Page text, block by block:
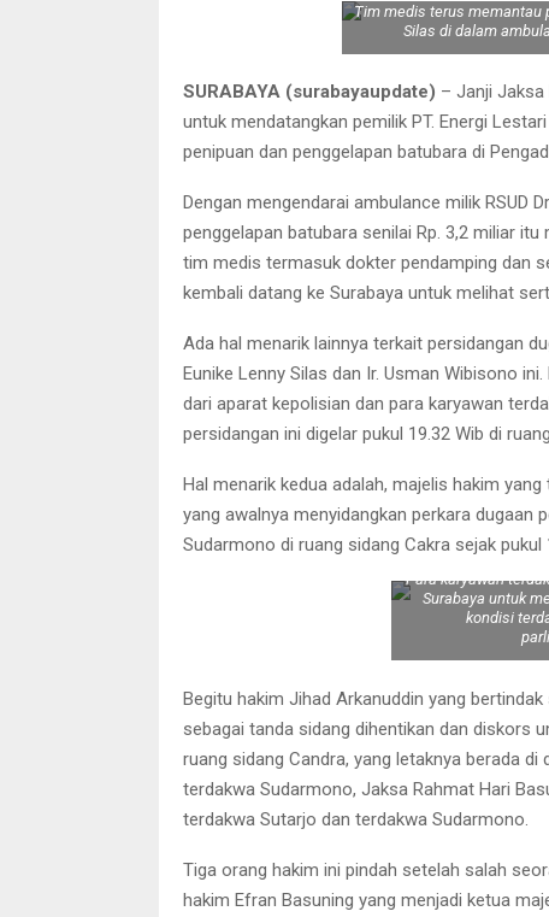
Tim medis terus memantau
Silas di dalam
SURABAYA (surabayaupdate) – Janji Jaksa
untuk mendatangkan pemilik PT. Energi
penipuan dan penggelapan batubara di
Dengan mengendarai ambulance milik RSUD
penggelapan batubara senilai Rp. 3,2 miliar
tim medis termasuk dokter pendamping dan
kembali datang ke Surabaya untuk melihat
Ada hal menarik lainnya terkait persidangan
Eunike Lenny Silas dan Ir. Usman Wibisono
dari aparat kepolisian dan para karyawan
persidangan ini digelar pukul 19.32 Wib di
Hal menarik kedua adalah, majelis hakim
yang awalnya menyidangkan perkara dugaan
Sudarmono di ruang sidang Cakra sejak
Para karyawan
Surabaya untuk
kondisi
Begitu hakim Jihad Arkanuddin yang
sebagai tanda sidang dihentikan dan diskors
ruang sidang Candra, yang letaknya berada
terdakwa Sudarmono, Jaksa Rahmat Hari
terdakwa Sutarjo dan terdakwa Sudarmono.
Tiga orang hakim ini pindah setelah salah
hakim Efran Basuning yang menjadi ketua